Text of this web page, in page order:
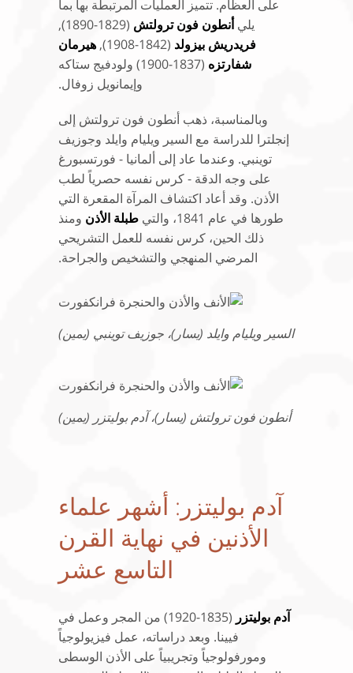
على العظام. تتميز العمليات المرتبطة بها بما
يليأنطون فون ترولتش (1829-1890),
فريدريش بيزولد (1842-1908),
هيرمان
شفارتزه
(1837-1900) ولودفيج ستاكه
وإيمانويل زوفال.
وبالمناسبة، ذهب أنطون فون ترولتش إلى
إنجلترا للدراسة مع السير ويليام وايلد وجوزيف
توينبي. وعندما عاد إلى ألمانيا - فورتسبورغ
على وجه الدقة - كرس نفسه حصرياً لطب
الأذن. وقد أعاد اكتشاف المرآة المقعرة التي
طورها في عام 1841، والتي
طبلة الأذن ومنذ
ذلك الحين، كرس نفسه للعمل التشريحي
المرضي المنهجي والتشخيص والجراحة.
السير ويليام وايلد (يسار)، جوزيف توينبي (يمين)
أنطون فون ترولتش (يسار)، آدم بوليتزر (يمين)
آدم بوليتزر: أشهر علماء
الأذنين في نهاية القرن
التاسع عشر
آدم بوليتزر
(1835-1920) من المجر وعمل في
فيينا. وبعد دراساته، عمل فيزيولوجياً
ومورفولوجياً وتجريبياً على الأذن الوسطى